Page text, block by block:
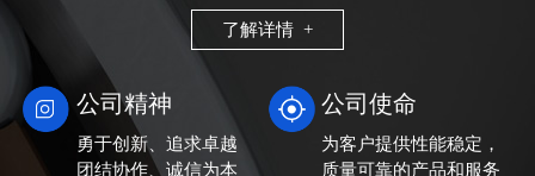
了解详情 +
公司精神
勇于创新、追求卓越
团结协作、诚信为本
公司使命
为客户提供性能稳定，
质量可靠的产品和服务